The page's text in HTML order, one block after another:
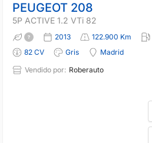
PEUGEOT 208
5P ACTIVE 1.2 VTi 82
2013 122.900 Km
82 CV
Gris
Madrid
Vendido por: Roberauto